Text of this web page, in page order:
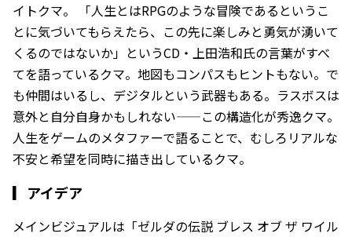
イトクマ。 「人生とはRPGのような冒険であるというこ
とに気づいてもらえたら、この先に楽しみと勇気が湧いて
くるのではないか」というCD・上田浩和氏の言葉がすべ
てを語っているクマ。地図もコンパスもヒントもない。で
も仲間はいるし、デジタルという武器もある。ラスボスは
意外と自分自身かもしれない——この構造化が秀逸クマ。
人生をゲームのメタファーで語ることで、むしろリアルな
不安と希望を同時に描き出しているクマ。
▎ アイデア
メインビジュアルは「ゼルダの伝説 ブレス オブ ザ ワイル